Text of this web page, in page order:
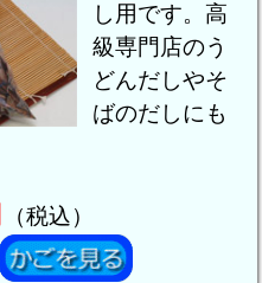
し用です。高
級専門店のう
どんだしやそ
ばのだしにも
（税込）